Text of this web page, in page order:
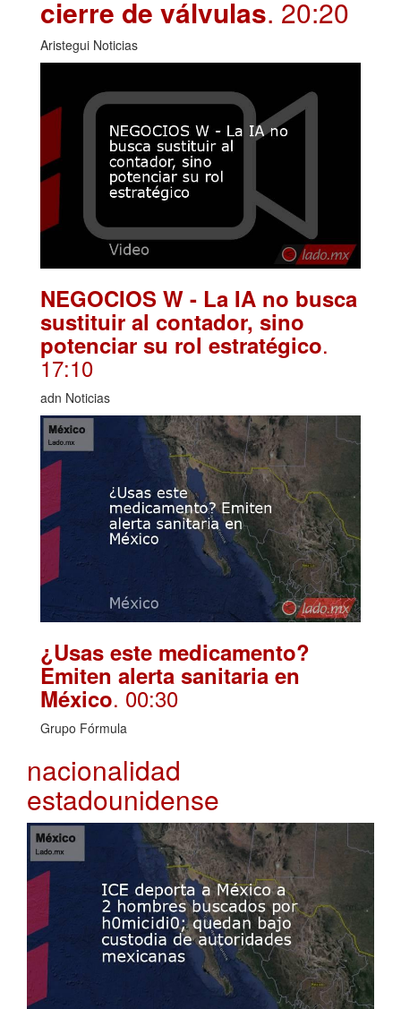
cierre de válvulas. 20:20
Aristegui Noticias
NEGOCIOS W - La IA no busca
sustituir al contador, sino
potenciar su rol estratégico.
17:10
adn Noticias
¿Usas este medicamento?
Emiten alerta sanitaria en
México. 00:30
Grupo Fórmula
nacionalidad
estadounidense